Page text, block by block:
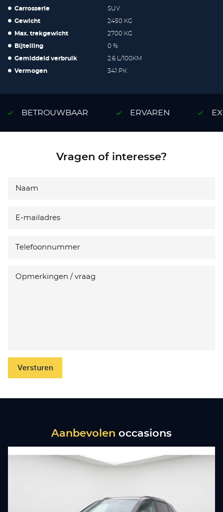
Carrosserie SUV
Gewicht 2450 KG
Max. trekgewicht 2700 KG
Bijtelling 0 %
Gemiddeld verbruik 2.6 L/100KM
Vermogen 341 PK
BETROUWBAAR ERVAREN
Vragen of interesse?
Versturen
Aanbevolen occasions